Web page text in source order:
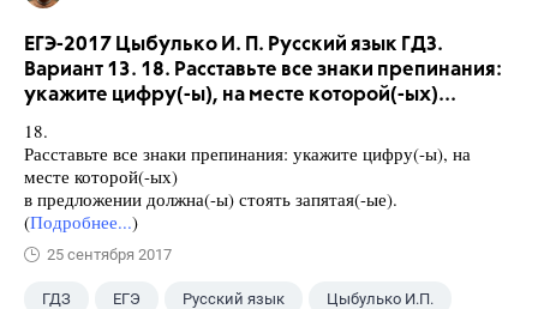
ЕГЭ-2017 Цыбулько И. П. Русский язык ГДЗ.
Вариант 13. 18. Расставьте все знаки препинания:
укажите цифру(-ы), на месте которой(-ых)...
18.
Расставьте все знаки препинания: укажите цифру(-ы), на
месте которой(-ых)
в предложении должна(-ы) стоять запятая(-ые).
(Подробнее...)
25 сентября 2017
ГДЗ ЕГЭ Русский язык Цыбулько И.П.